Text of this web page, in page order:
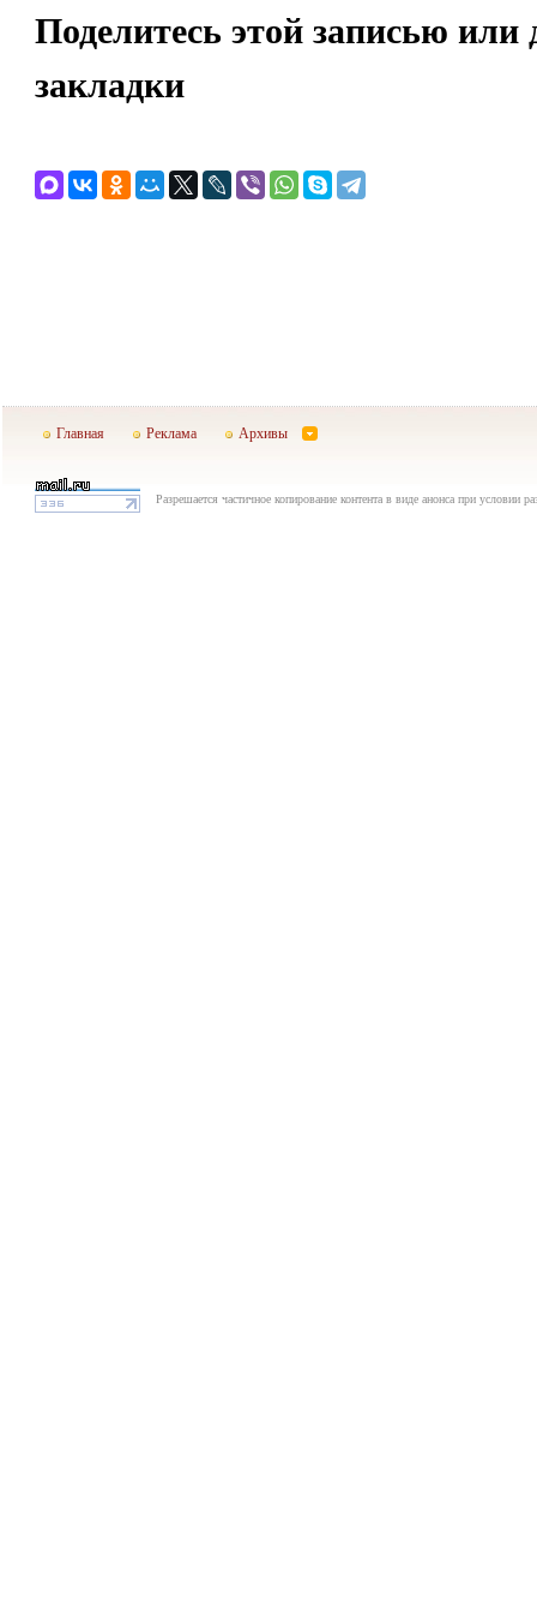
Поделитесь этой записью или
закладки
Главная Реклама Архивы
Разрешается частичное копирование контента в виде анонса при условии